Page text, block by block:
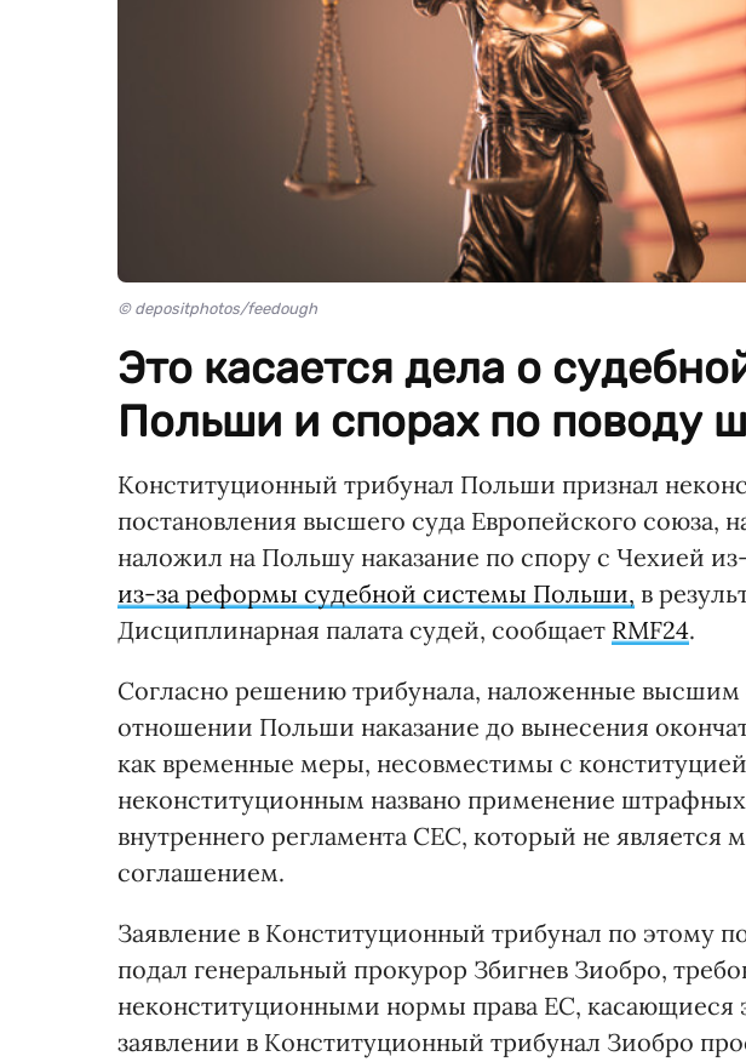
© depositphotos/feedough
Это касается дела о
Польши и спорах по поводу
Конституционный трибунал Польши признал
постановления высшего суда Европейского союза,
наложил на Польшу наказание по спору с Чехией
из-за реформы судебной системы Польши, в
Дисциплинарная палата судей, сообщает RMF24.
Согласно решению трибунала, наложенные высшим
отношении Польши наказание до вынесения
как временные меры, несовместимы с
неконституционным названо применение
внутреннего регламента СЕС, который не
соглашением.
Заявление в Конституционный трибунал по этому
подал генеральный прокурор Збигнев Зиобро,
неконституционными нормы права ЕС, касающиеся
заявлении в Конституционный трибунал Зиобро